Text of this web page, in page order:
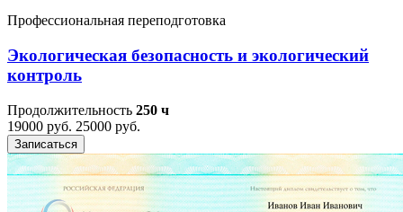
Профессиональная переподготовка
Экологическая безопасность и экологический
контроль
Продолжительность 250 ч
19000 руб. 25000 руб.
Записаться